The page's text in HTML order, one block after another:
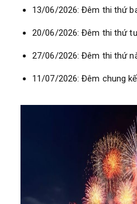
13/06/2026: Đêm thi thứ
20/06/2026: Đêm thi thứ
27/06/2026: Đêm thi thứ
11/07/2026: Đêm chung